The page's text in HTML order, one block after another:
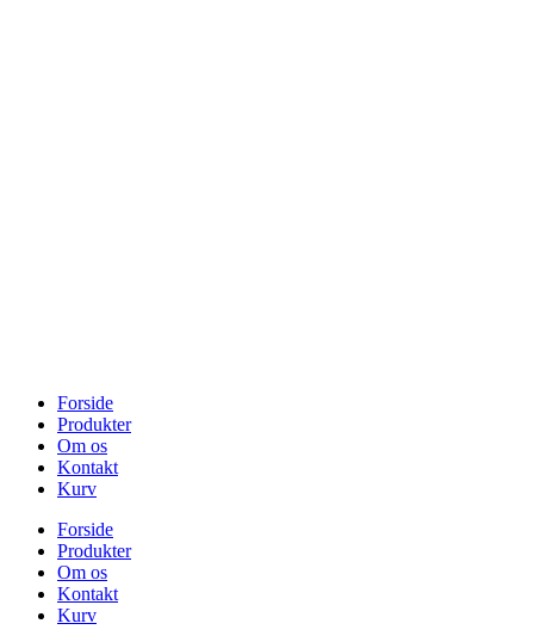
Forside
Produkter
Om os
Kontakt
Kurv
Forside
Produkter
Om os
Kontakt
Kurv